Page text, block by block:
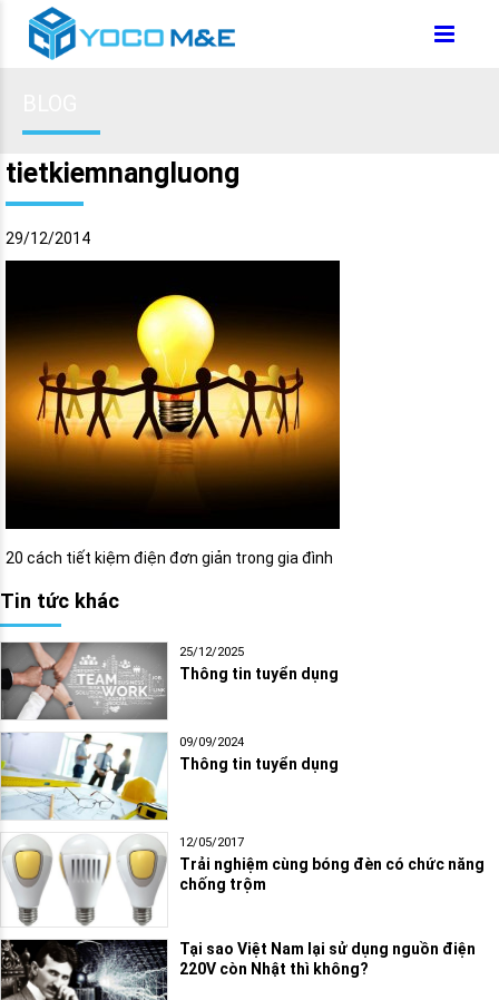
tietkiemnangluong
29/12/2014
20 cách tiết kiệm điện đơn giản trong gia đình
Tin tức khác
25/12/2025
Thông tin tuyển dụng
09/09/2024
Thông tin tuyển dụng
12/05/2017
Trải nghiệm cùng bóng đèn có chức năng
chống trộm
Tại sao Việt Nam lại sử dụng nguồn điện
220V còn Nhật thì không?